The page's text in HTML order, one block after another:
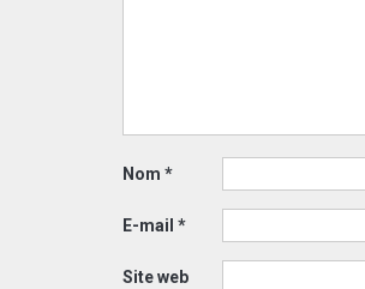
Nom *
E-mail *
Site web